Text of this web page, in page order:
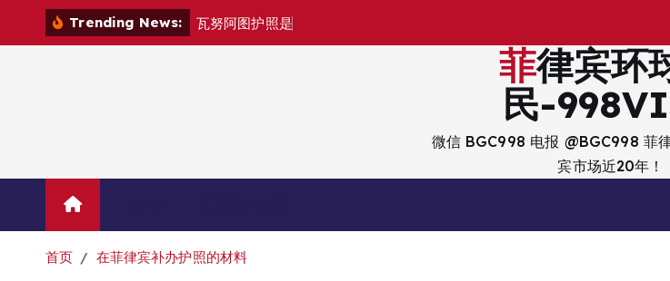
Trending News: 瓦努阿图护照是
菲律宾环球移
民-
微信 BGC998 电报 @BGC998 菲
宾市场近20年！
首页 在菲律宾补办护照的材料